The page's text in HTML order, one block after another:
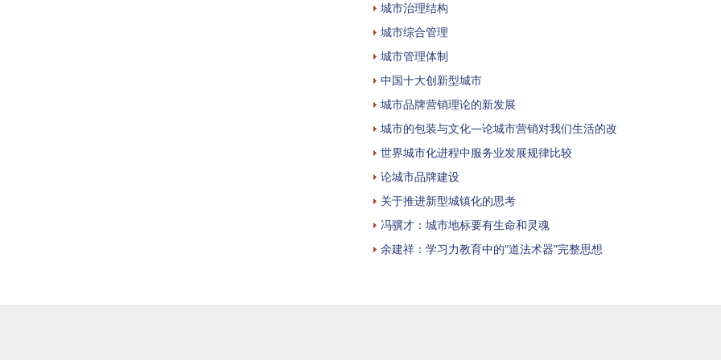
城市治理结构
城市综合管理
城市管理体制
中国十大创新型城市
城市品牌营销理论的新发展
城市的包装与文化—论城市营销对我们生活的改
世界城市化进程中服务业发展规律比较
论城市品牌建设
关于推进新型城镇化的思考
冯骥才：城市地标要有生命和灵魂
余建祥：学习力教育中的“道法术器”完整思想